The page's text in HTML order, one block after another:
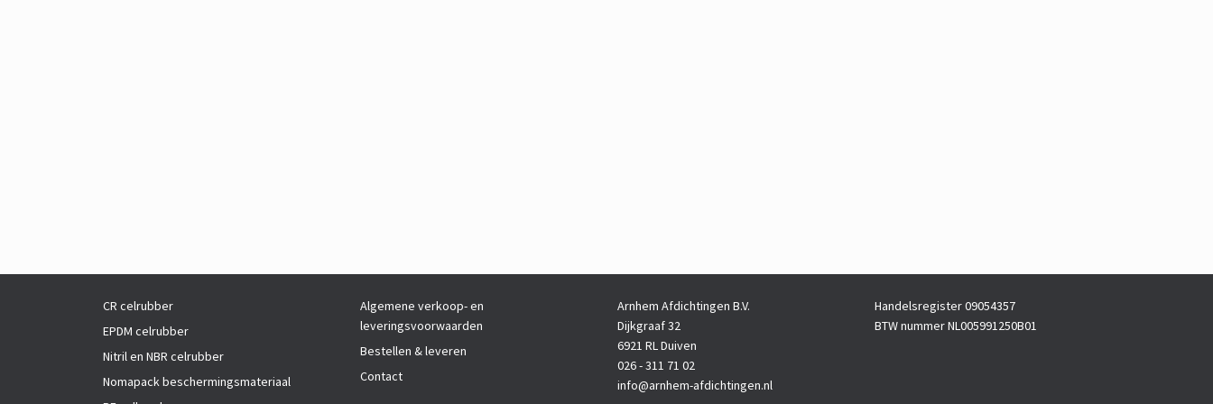
CR celrubber
EPDM celrubber
Nitril en NBR celrubber
Nomapack beschermingsmateriaal
Algemene verkoop- en
leveringsvoorwaarden
Bestellen & leveren
Contact
Arnhem Afdichtingen B.V.
Dijkgraaf 32
6921 RL Duiven
026 - 311 71 02
info@arnhem-afdichtingen.nl
Handelsregister 09054357
BTW nummer NL005991250B01